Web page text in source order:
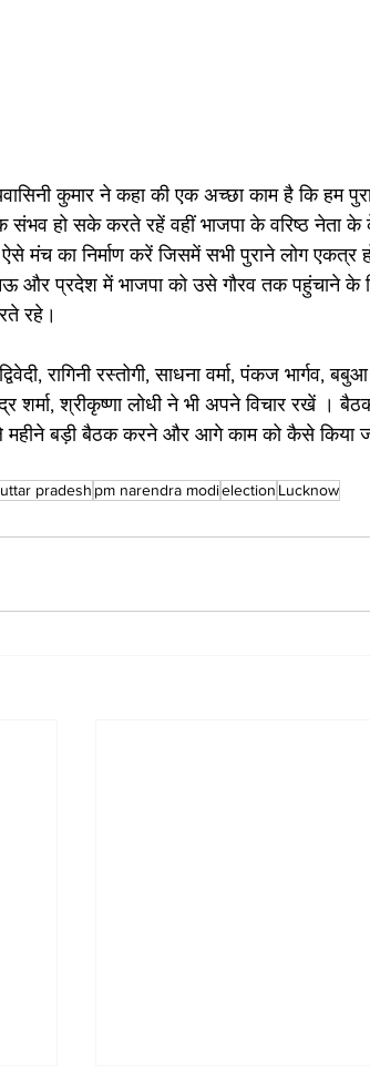
कुमार ने कहा की एक अच्छा काम है कि हम
संभव हो सके करते रहें वहीं भाजपा के वरिष्ठ
मंच का निर्माण करें जिसमें सभी पुराने लोग एकत्र
प्रदेश में भाजपा को उसे गौरव तक पहुंचाने के
रहे।
रागिनी रस्तोगी, साधना वर्मा, पंकज भार्गव,
शर्मा, श्रीकृष्णा लोधी ने भी अपने विचार रखें ।
बड़ी बैठक करने और आगे काम को कैसे किया
uttar pradesh pm narendra modielection Lucknow